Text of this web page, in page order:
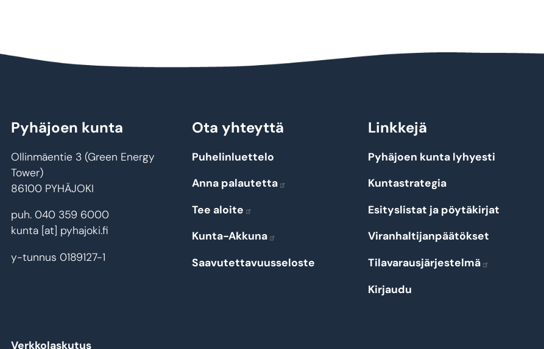
Pyhäjoen kunta
Ollinmäentie 3 (Green Energy
Tower)
86100 PYHÄJOKI
puh. 040 359 6000
kunta [at] pyhajoki.fi
y-tunnus 0189127-1
Verkkolaskutus
Ota yhteyttä
Puhelinluettelo
Anna palautetta
Tee aloite
Kunta-Akkuna
Saavutettavuusseloste
Linkkejä
Pyhäjoen kunta lyhyesti
Kuntastrategia
Esityslistat ja pöytäkirjat
Viranhaltijanpäätökset
Tilavarausjärjestelmä
Kirjaudu